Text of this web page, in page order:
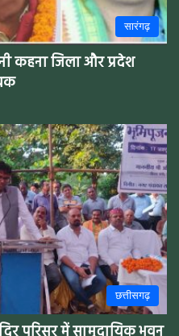
सारंगढ़
कहना जिला और प्रदेश
छत्तीसगढ़